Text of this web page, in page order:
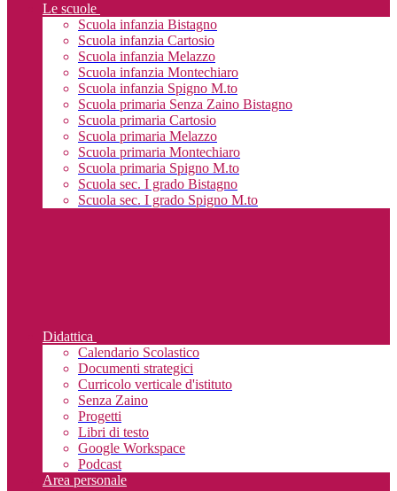
Le scuole
Scuola infanzia Bistagno
Scuola infanzia Cartosio
Scuola infanzia Melazzo
Scuola infanzia Montechiaro
Scuola infanzia Spigno M.to
Scuola primaria Senza Zaino Bistagno
Scuola primaria Cartosio
Scuola primaria Melazzo
Scuola primaria Montechiaro
Scuola primaria Spigno M.to
Scuola sec. I grado Bistagno
Scuola sec. I grado Spigno M.to
Didattica
Calendario Scolastico
Documenti strategici
Curricolo verticale d'istituto
Senza Zaino
Progetti
Libri di testo
Google Workspace
Podcast
Area personale